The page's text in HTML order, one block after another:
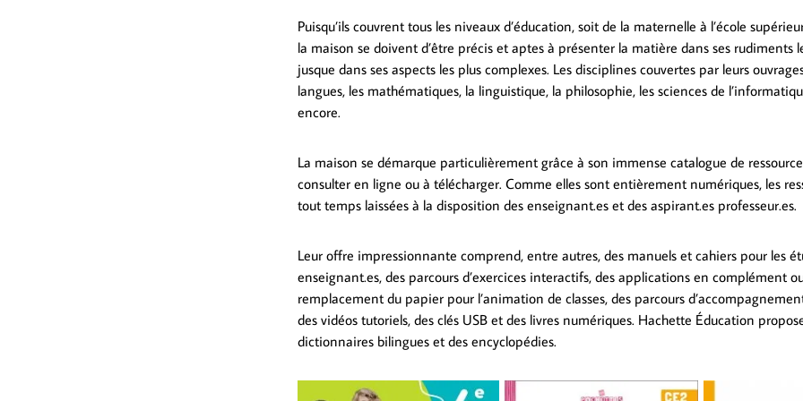
Puisqu’ils couvrent tous les niveaux d’éducation, soit de la maternelle à l’école
la maison se doivent d’être précis et aptes à présenter la matière dans ses rudiments
jusque dans ses aspects les plus complexes. Les disciplines couvertes par leurs
langues, les mathématiques, la linguistique, la philosophie, les sciences de
encore.
La maison se démarque particulièrement grâce à son immense catalogue de
consulter en ligne ou à télécharger. Comme elles sont entièrement numériques, les
tout temps laissées à la disposition des enseignant.es et des aspirant.es professeur.es.
Leur offre impressionnante comprend, entre autres, des manuels et cahiers pour les
enseignant.es, des parcours d’exercices interactifs, des applications en complément
remplacement du papier pour l’animation de classes, des parcours
des vidéos tutoriels, des clés USB et des livres numériques. Hachette Éducation
dictionnaires bilingues et des encyclopédies.